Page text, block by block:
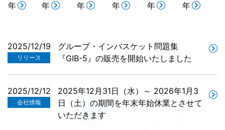
年
年
年
年
年
年
2025/12/19
リリース
グループ・インバスケット問題集
『GIB-5』の販売を開始いたしました
2025/12/12
会社情報
2025年12月31日（水）～ 2026年1月3
日（土）の期間を年末年始休業とさせて
いただきます